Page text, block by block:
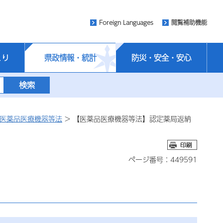
Foreign Languages 閲覧補助機能
県政情報・統計 防災・安全・安心
医薬品医療機器等法 > 【医薬品医療機器等法】認定薬局返納
ページ番号：449591